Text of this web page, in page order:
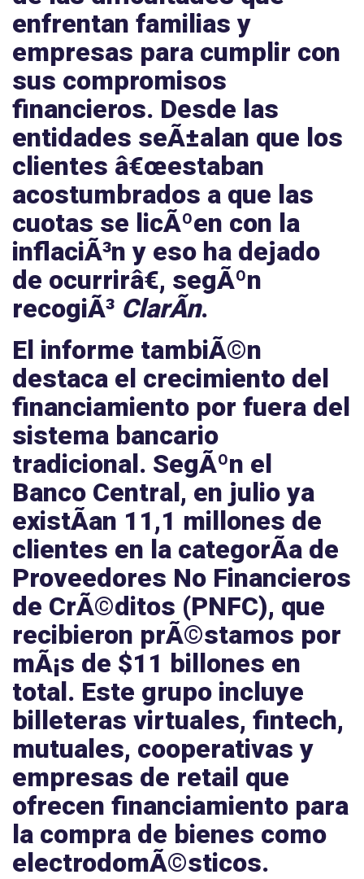
enfrentan familias y
empresas para cumplir con
sus compromisos
financieros. Desde las
entidades seÃ±alan que los
clientes â€œestaban
acostumbrados a que las
cuotas se licÃºen con la
inflaciÃ³n y eso ha dejado
de ocurrirâ€, segÃºn
recogiÃ³ ClarÃ­n.
El informe tambiÃ©n
destaca el crecimiento del
financiamiento por fuera del
sistema bancario
tradicional. SegÃºn el
Banco Central, en julio ya
existÃ­an 11,1 millones de
clientes en la categorÃ­a de
Proveedores No Financieros
de CrÃ©ditos (PNFC), que
recibieron prÃ©stamos por
mÃ¡s de $11 billones en
total. Este grupo incluye
billeteras virtuales, fintech,
mutuales, cooperativas y
empresas de retail que
ofrecen financiamiento para
la compra de bienes como
electrodomÃ©sticos.